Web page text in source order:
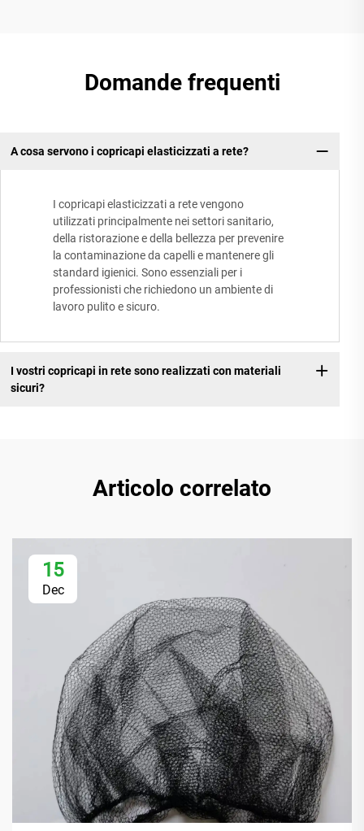
Domande frequenti
A cosa servono i copricapi elasticizzati a rete?
I copricapi elasticizzati a rete vengono
utilizzati principalmente nei settori sanitario,
della ristorazione e della bellezza per prevenire
la contaminazione da capelli e mantenere gli
standard igienici. Sono essenziali per i
professionisti che richiedono un ambiente di
lavoro pulito e sicuro.
I vostri copricapi in rete sono realizzati con materiali
sicuri?
Articolo correlato
15
Dec